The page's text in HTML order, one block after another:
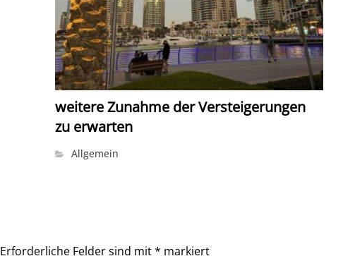
weitere Zunahme der Versteigerungen
zu erwarten
Allgemein
Erforderliche Felder sind mit* markiert